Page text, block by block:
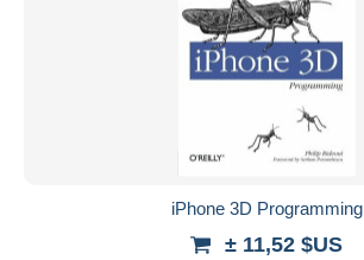
iPhone 3D Programming
± 11,52 $US